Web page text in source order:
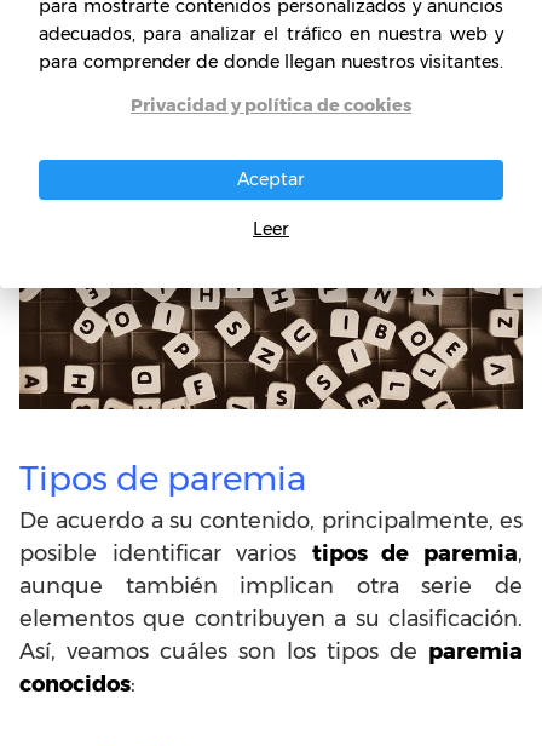
Tipos de paremia
De acuerdo a su contenido, principalmente, es
posible identificar varios tipos de paremia,
aunque también implican otra serie de
elementos que contribuyen a su clasificación.
Así, veamos cuáles son los tipos de paremia
conocidos:
para mostrarte contenidos personalizados y anuncios
adecuados, para analizar el tráfico en nuestra web y
para comprender de donde llegan nuestros visitantes.
Privacidad y política de cookies
Aceptar
Leer